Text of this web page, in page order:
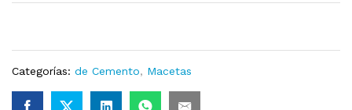
Categorías: de Cemento, Macetas